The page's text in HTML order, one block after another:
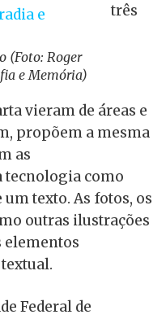
(Foto: Roger
e Memória)
três
vieram de áreas e
propõem a mesma
as
tecnologia como
texto. As fotos, os
outras ilustrações
elementos
Federal de